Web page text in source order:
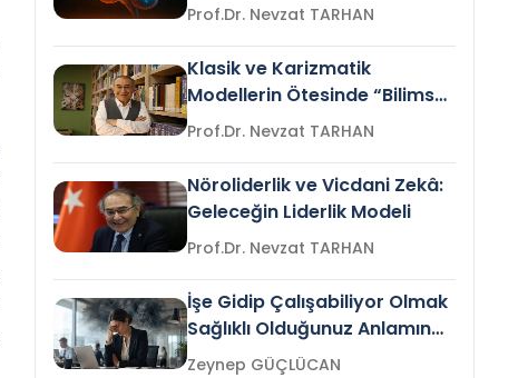
Prof.Dr. Nevzat TARHAN
Klasik ve Karizmatik
Modellerin Ötesinde “Bilimsel
Liderlik”
Prof.Dr. Nevzat TARHAN
Nöroliderlik ve Vicdani Zekâ:
Geleceğin Liderlik Modeli
Prof.Dr. Nevzat TARHAN
İşe Gidip Çalışabiliyor Olmak
Sağlıklı Olduğunuz Anlamına
Gelir mi?Zeynep GÜÇLÜCAN